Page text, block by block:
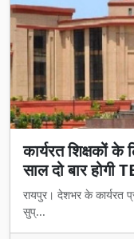
कार्यरत शिक्षकों
साल दो बार
रायपुर। देशभर के कार्यरत
सुप्...